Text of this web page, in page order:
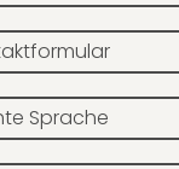
Sprache